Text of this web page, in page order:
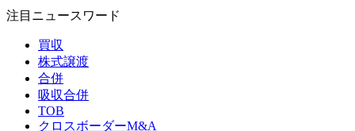
注目ニュースワード
買収
株式譲渡
合併
吸収合併
TOB
クロスボーダーM&A